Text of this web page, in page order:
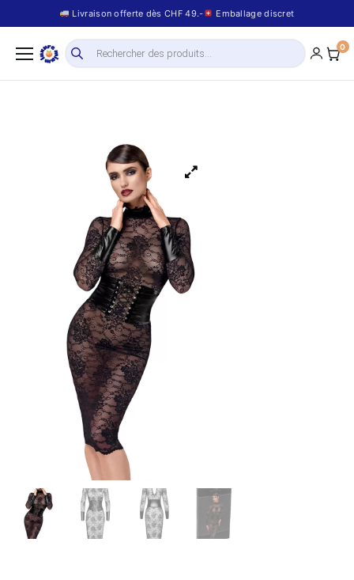
Livraison offerte dès CHF 49.- Emballage discret
0